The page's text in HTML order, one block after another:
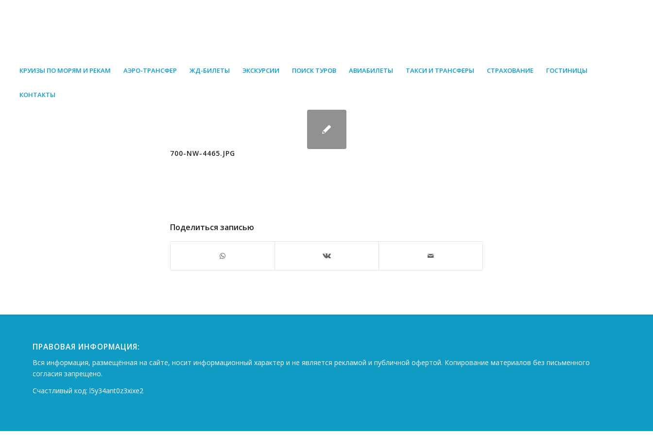
КРУИЗЫ ПО МОРЯМ И РЕКАМ АЭРО-ТРАНСФЕР ЖД-БИЛЕТЫ ЭКСКУРСИИ ПОИСК ТУРОВ АВИАБИЛЕТЫ ТАКСИ И ТРАНСФЕРЫ СТРАХОВАНИЕ ГОСТИНИЦЫ
КОНТАКТЫ
700-NW-4465.JPG
Поделиться записью
ПРАВОВАЯ ИНФОРМАЦИЯ:
Вся информация, размещённая на сайте, носит информационный характер и не является рекламой и публичной офертой. Копирование материалов без письменного
согласия запрещено.
Счастливый код: l5y34ant0z3xixe2